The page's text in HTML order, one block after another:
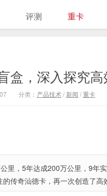
评测 重卡
盒，深入探究
分类： 产品技术/ 新闻 /重卡
里，5年达成200万公里，9
传奇汕德卡，再一次创造了高